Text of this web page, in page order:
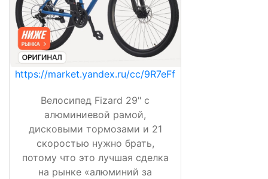
https://market.yandex.ru/cc/9R7eFf
Велосипед Fizard 29" с
алюминиевой рамой,
дисковыми тормозами и 21
скоростью нужно брать,
потому что это лучшая сделка
на рынке «алюминий за